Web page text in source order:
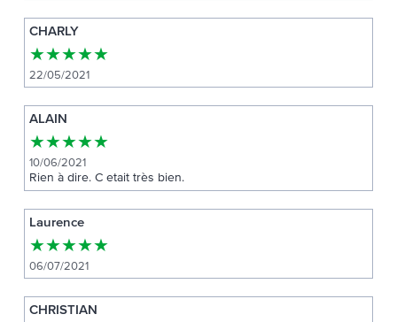
CHARLY
★★★★★
22/05/2021
ALAIN
★★★★★
10/06/2021
Rien à dire. C etait très bien.
Laurence
★★★★★
06/07/2021
CHRISTIAN